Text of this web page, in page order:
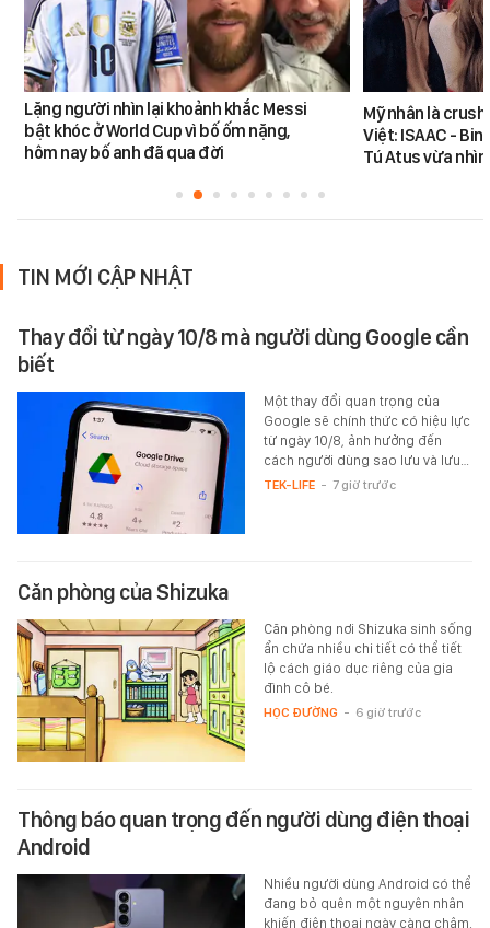
Lặng người nhìn lại khoảnh khắc Messi
bật khóc ở World Cup vì bố ốm nặng,
hôm nay bố anh đã qua đời
Mỹ nhân là
Việt: ISAAC -
Tú Atus vừa
TIN MỚI CẬP NHẬT
Thay đổi từ ngày 10/8 mà người dùng Google cần
biết
Một thay đổi quan trọng của
Google sẽ chính thức có hiệu lực
từ ngày 10/8, ảnh hưởng đến
cách người dùng sao lưu và lưu…
TEK-LIFE - 7 giờ trước
Căn phòng của Shizuka
Căn phòng nơi Shizuka sinh sống
ẩn chứa nhiều chi tiết có thể tiết
lộ cách giáo dục riêng của gia
đình cô bé.
HỌC ĐƯỜNG - 6 giờ trước
Thông báo quan trọng đến người dùng điện thoại
Android
Nhiều người dùng Android có thể
đang bỏ quên một nguyên nhân
khiến điện thoại ngày càng chậm.